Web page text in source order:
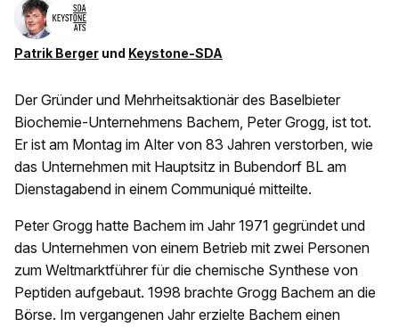
Patrik Berger und Keystone-SDA
Der Gründer und Mehrheitsaktionär des Baselbieter
Biochemie-Unternehmens Bachem, Peter Grogg, ist tot.
Er ist am Montag im Alter von 83 Jahren verstorben, wie
das Unternehmen mit Hauptsitz in Bubendorf BL am
Dienstagabend in einem Communiqué mitteilte.
Peter Grogg hatte Bachem im Jahr 1971 gegründet und
das Unternehmen von einem Betrieb mit zwei Personen
zum Weltmarktführer für die chemische Synthese von
Peptiden aufgebaut. 1998 brachte Grogg Bachem an die
Börse. Im vergangenen Jahr erzielte Bachem einen